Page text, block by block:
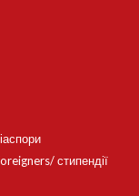
стипендії